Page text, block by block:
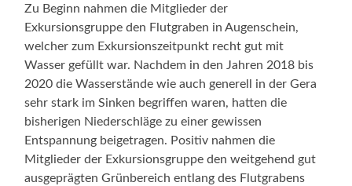
Zu Beginn nahmen die Mitglieder der
Exkursionsgruppe den Flutgraben in Augenschein,
welcher zum Exkursionszeitpunkt recht gut mit
Wasser gefüllt war. Nachdem in den Jahren 2018 bis
2020 die Wasserstände wie auch generell in der Gera
sehr stark im Sinken begriffen waren, hatten die
bisherigen Niederschläge zu einer gewissen
Entspannung beigetragen. Positiv nahmen die
Mitglieder der Exkursionsgruppe den weitgehend gut
ausgeprägten Grünbereich entlang des Flutgrabens